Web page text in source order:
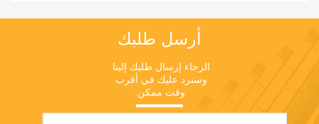
أرسل طلبك
وقت ممكن.